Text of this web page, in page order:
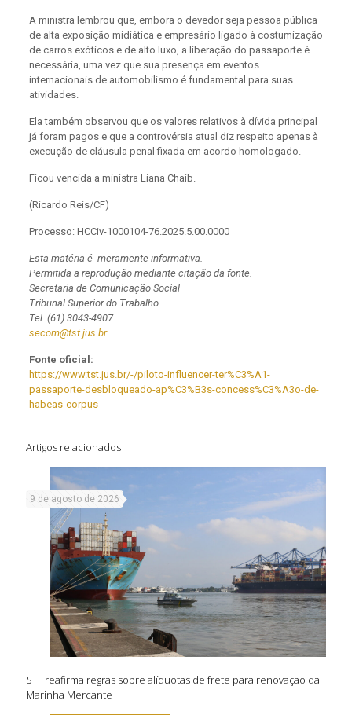
A ministra lembrou que, embora o devedor seja pessoa pública
de alta exposição midiática e empresário ligado à costumização
de carros exóticos e de alto luxo, a liberação do passaporte é
necessária, uma vez que sua presença em eventos
internacionais de automobilismo é fundamental para suas
atividades.
Ela também observou que os valores relativos à dívida principal
já foram pagos e que a controvérsia atual diz respeito apenas à
execução de cláusula penal fixada em acordo homologado.
Ficou vencida a ministra Liana Chaib.
(Ricardo Reis/CF)
Processo: HCCiv-1000104-76.2025.5.00.0000
Esta matéria é meramente informativa.
Permitida a reprodução mediante citação da fonte.
Secretaria de Comunicação Social
Tribunal Superior do Trabalho
Tel. (61) 3043-4907
secom@tst.jus.br
Fonte oficial:
https://www.tst.jus.br/-/piloto-influencer-ter%C3%A1-
passaporte-desbloqueado-ap%C3%B3s-concess%C3%A3o-de-
habeas-corpus
Artigos relacionados
9 de agosto de 2026
STF reafirma regras sobre alíquotas de frete para renovação da
Marinha Mercante